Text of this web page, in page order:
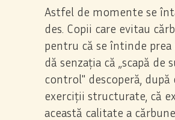
Astfel de momente se
des. Copii care evitau
pentru că se întinde prea
dă senzația că „scapă de
control" descoperă, după
exerciții structurate, că
această calitate a